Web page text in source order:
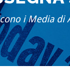
i Media di